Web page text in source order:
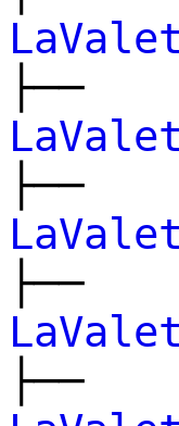
├──
├──
├──
├──